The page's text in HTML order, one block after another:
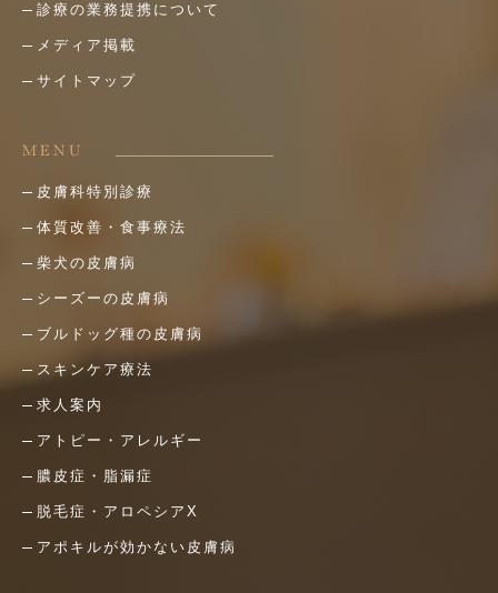
診療の業務提携について
メディア掲載
サイトマップ
MENU
皮膚科特別診療
体質改善・食事療法
柴犬の皮膚病
シーズーの皮膚病
ブルドッグ種の皮膚病
スキンケア療法
求人案内
アトピー・アレルギー
膿皮症・脂漏症
脱毛症・アロペシアX
アポキルが効かない皮膚病